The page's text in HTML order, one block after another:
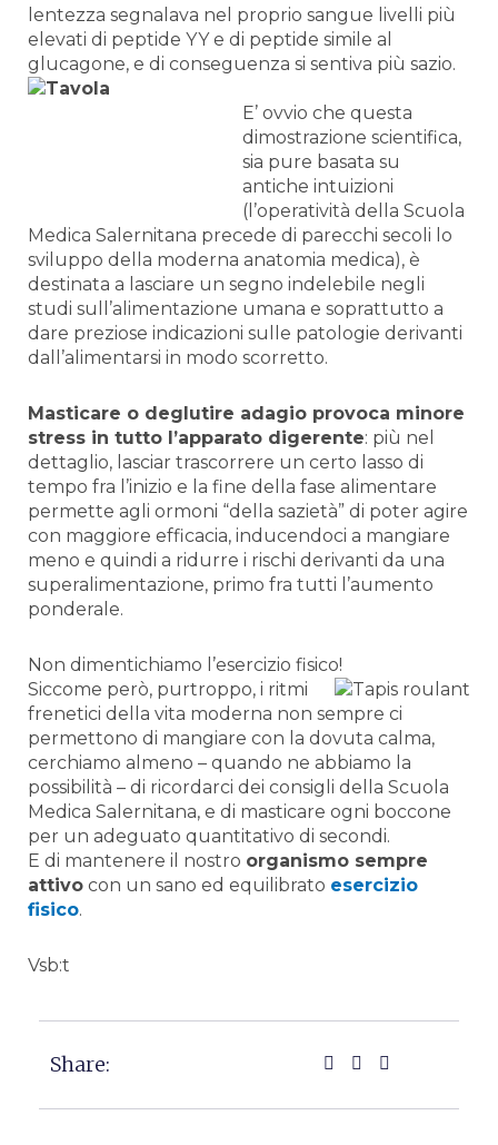
lentezza segnalava nel proprio sangue livelli più
elevati di peptide YY e di peptide simile al
glucagone, e di conseguenza si sentiva più sazio.
E’ ovvio che questa
dimostrazione scientifica,
sia pure basata su
antiche intuizioni
(l’operatività della Scuola
Medica Salernitana precede di parecchi secoli lo
sviluppo della moderna anatomia medica), è
destinata a lasciare un segno indelebile negli
studi sull’alimentazione umana e soprattutto a
dare preziose indicazioni sulle patologie derivanti
dall’alimentarsi in modo scorretto.
Masticare o deglutire adagio provoca minore
stress in tutto l’apparato digerente: più nel
dettaglio, lasciar trascorrere un certo lasso di
tempo fra l’inizio e la fine della fase alimentare
permette agli ormoni “della sazietà” di poter agire
con maggiore efficacia, inducendoci a mangiare
meno e quindi a ridurre i rischi derivanti da una
superalimentazione, primo fra tutti l’aumento
ponderale.
Non dimentichiamo l’esercizio fisico!
Siccome però, purtroppo, i ritmi
frenetici della vita moderna non sempre ci
permettono di mangiare con la dovuta calma,
cerchiamo almeno – quando ne abbiamo la
possibilità – di ricordarci dei consigli della Scuola
Medica Salernitana, e di masticare ogni boccone
per un adeguato quantitativo di secondi.
E di mantenere il nostro organismo sempre
attivo con un sano ed equilibrato esercizio
fisico.
Vsb:t
Share: